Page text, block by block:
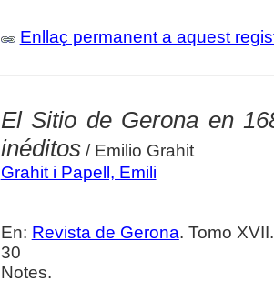
Enllaç permanent a aquest
El Sitio de Gerona en
inéditos/ Emilio Grahit
Grahit i Papell, Emili
En: Revista de Gerona. Tomo
30
Notes.